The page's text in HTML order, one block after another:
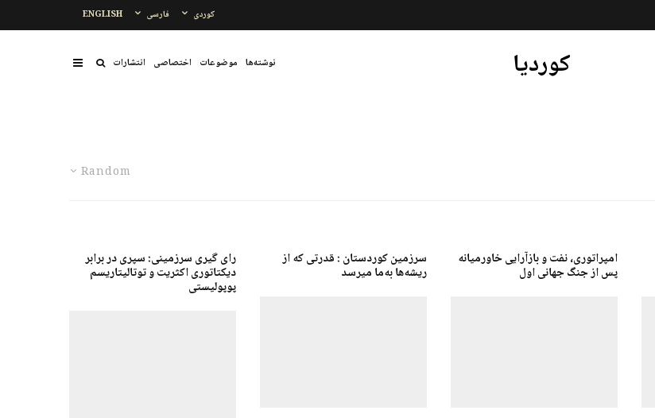
ENGLISH فارسی کوردی
کوردیا نوشتەها موضوعات اختصاصی انتشارات
Random
امپراتوری، نفت و بازآرایی خاورمیانه
پس از جنگ جهانی اول
سرزمین کوردستان : قدرتی که از
ریشەها بەما میرسد
رای گیری سرزمینی: سپری در برابر
دیکتاتوری اکثریت و توتالیتاریسم
پوپولیستی